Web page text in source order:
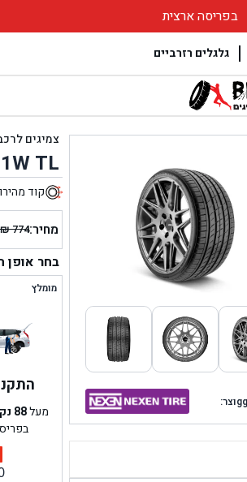
בפריסה ארצית
גלגלים רזרביים
צמיגים
TL
קוד
מחיר: ₪774
היה:
הוא:
בחר אופן
מומלץ
מעל88